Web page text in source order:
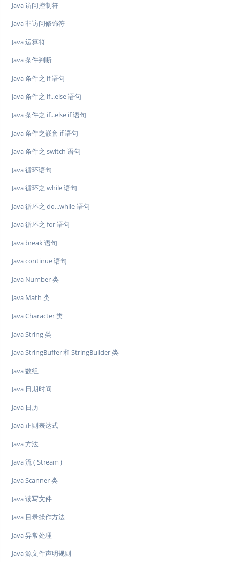
Java 访问控制符
Java 非访问修饰符
Java 运算符
Java 条件判断
Java 条件之 if 语句
Java 条件之 if...else 语句
Java 条件之 if...else if 语句
Java 条件之嵌套 if 语句
Java 条件之 switch 语句
Java 循环语句
Java 循环之 while 语句
Java 循环之 do...while 语句
Java 循环之 for 语句
Java break 语句
Java continue 语句
Java Number 类
Java Math 类
Java Character 类
Java String 类
Java StringBuffer 和 StringBuilder 类
Java 数组
Java 日期时间
Java 日历
Java 正则表达式
Java 方法
Java 流 ( Stream )
Java Scanner 类
Java 读写文件
Java 目录操作方法
Java 异常处理
Java 源文件声明规则